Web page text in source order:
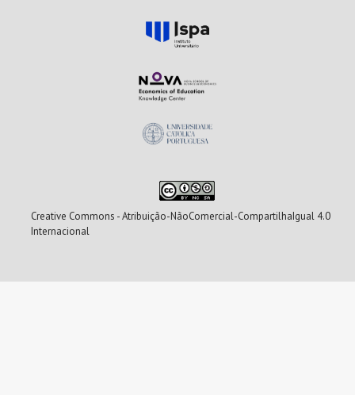
Creative Commons - Atribuição-NãoComercial-CompartilhaIgual 4.0
Internacional